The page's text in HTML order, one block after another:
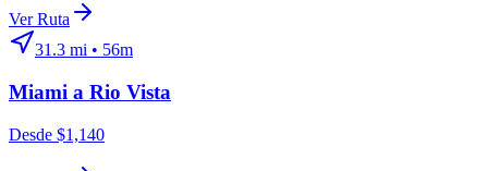
Ver Ruta
31.3 mi • 56m
Miami a Rio Vista
Desde $1,140